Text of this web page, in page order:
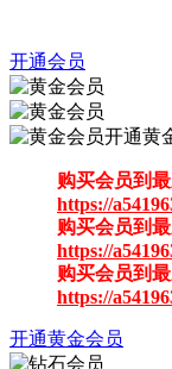
开通会员
开通黄
购买会员到最
https://
购买会员到最
https://
购买会员到最
https://
开通黄金会员